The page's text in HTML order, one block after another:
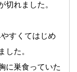
切れました。
すくてはじめ
した。
に巣食っていた